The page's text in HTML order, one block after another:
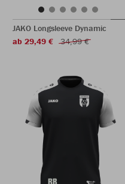
JAKO Longsleeve Dynamic
ab 29,49 €
34,99 €